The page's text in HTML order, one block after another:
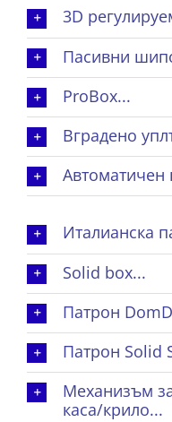
3D
Пасивни
ProBox...
Вградено
Автоматичен
Италианска
Solid box...
Патрон
Патрон Solid
Механизъм
каса/крило...